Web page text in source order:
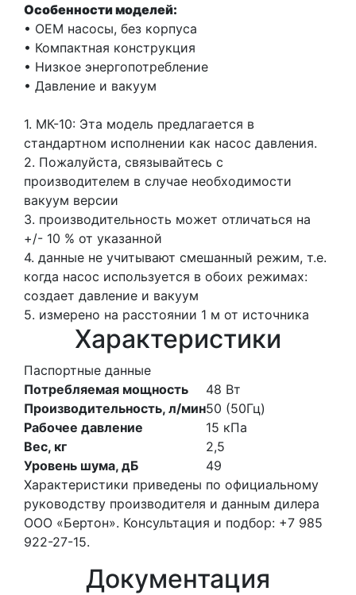
Особенности моделей:
• ОЕМ насосы, без корпуса
• Компактная конструкция
• Низкое энергопотребление
• Давление и вакуум
1. МК-10: Эта модель предлагается в
стандартном исполнении как насос давления.
2. Пожалуйста, связывайтесь с
производителем в случае необходимости
вакуум версии
3. производительность может отличаться на
+/- 10 % от указанной
4. данные не учитывают смешанный режим, т.е.
когда насос используется в обоих режимах:
создает давление и вакуум
5. измерено на расстоянии 1 м от источника
Характеристики
Паспортные данные
Потребляемая мощность
48 Вт
Производительность, л/мин50 (50Гц)
Рабочее давление
15 кПа
Вес, кг
2,5
Уровень шума, дБ
49
Характеристики приведены по официальному
руководству производителя и данным дилера
ООО «Бертон». Консультация и подбор: +7 985
922-27-15.
Документация